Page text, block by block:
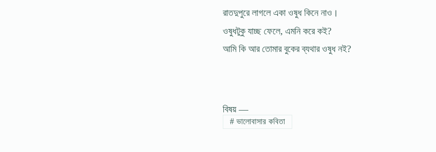
রাতদুপুরে লাগলে একা ওষুধ কিনে নাও।
ওষুধটুকু যাচ্ছ ফেলে, এমনি করে কই?
আমি কি আর তােমার বুকের ব্যথার ওষুধ নই?
বিষয় —
#ভালোবাসার কবিতা